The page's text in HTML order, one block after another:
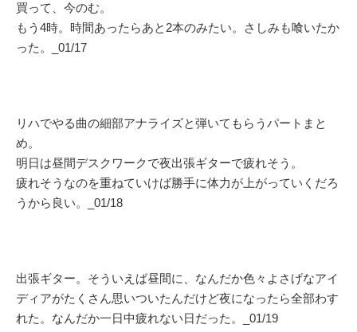
買って、今のむ。
もう4時。時間あったらあと2本のみたい。さしみも喰いたか
った。_01/17
リハでやる曲の細部アナライズと弾いてもらうパートまと
め。
明日は昼間デスクワークで夜出張ギターで疲れそう。
疲れそうなのを重ねていけば勝手に体力が上がっていくだろ
うから良い。_01/18
出張ギター。そういえば昼間に、なんだか色々よさげなアイ
ディアがたくさん思いついたんだけど夜になったら全部わす
れた。なんだか一日中疲れない日だった。_01/19